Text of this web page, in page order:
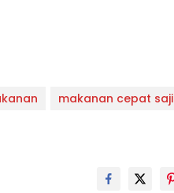
makanan cepat saji